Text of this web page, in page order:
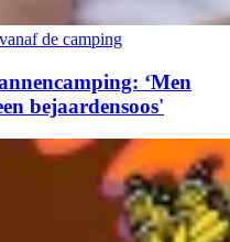
de camping
‘Men
bejaardensoos'